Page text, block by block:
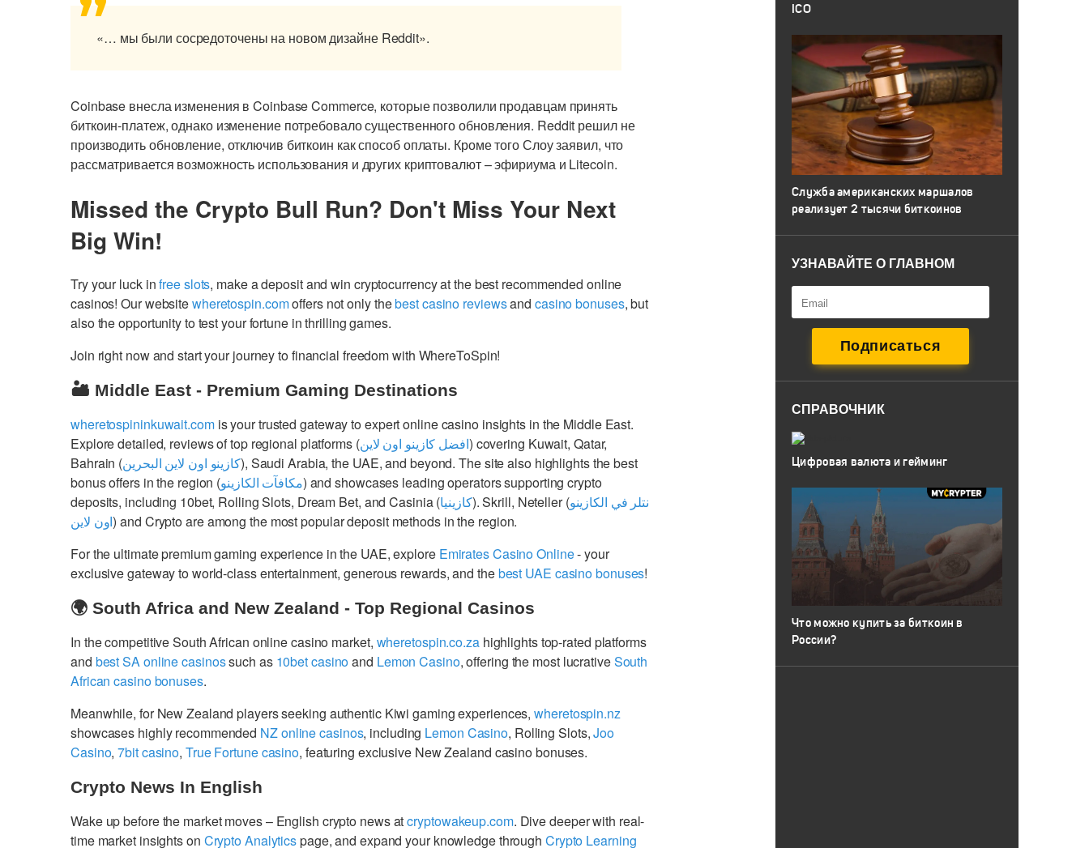
«… мы были сосредоточены на новом дизайне Reddit».
Coinbase внесла изменения в Coinbase Commerce, которые позволили продавцам принять
биткоин-платеж, однако изменение потребовало существенного обновления. Reddit решил не
производить обновление, отключив биткоин как способ оплаты. Кроме того Слоу заявил, что
рассматривается возможность использования и других криптовалют – эфириума и Litecoin.
Missed the Crypto Bull Run? Don't Miss Your Next
Big Win!
Try your luck infree slots, make a deposit and win cryptocurrency at the best recommended online
casinos! Our websitewheretospin.comoffers not only thebest casino reviewsand casino bonuses, but
also the opportunity to test your fortune in thrilling games.
Join right now and start your journey to financial freedom with WhereToSpin!
🏜️ Middle East - Premium Gaming Destinations
wheretospininkuwait.comis your trusted gateway to expert online casino insights in the Middle East.
Explore detailed, reviews of top regional platforms (افضل كازينو اون لاين) covering Kuwait, Qatar,
Bahrain (كازينو اون لاين البحرين), Saudi Arabia, the UAE, and beyond. The site also highlights the best
bonus offers in the region (مكافآت الكازينو) and showcases leading operators supporting crypto
deposits, including 10bet, Rolling Slots, Dream Bet, and Casinia (كازينيا). Skrill, Neteller (نتلر في الكازينو
اون لاين) and Crypto are among the most popular deposit methods in the region.
For the ultimate premium gaming experience in the UAE, explore Emirates Casino Online- your
exclusive gateway to world-class entertainment, generous rewards, and thebest UAE casino bonuses!
🌍 South Africa and New Zealand - Top Regional Casinos
In the competitive South African online casino market, wheretospin.co.zahighlights top-rated platforms
and best SA online casinossuch as 10bet casinoand Lemon Casino, offering the most lucrativeSouth
African casino bonuses.
Meanwhile, for New Zealand players seeking authentic Kiwi gaming experiences,wheretospin.nz
showcases highly recommended NZ online casinos, including Lemon Casino, Rolling Slots,Joo
Casino,7bit casino, True Fortune casino, featuring exclusive New Zealand casino bonuses.
Crypto News In English
Wake up before the market moves – English crypto news atcryptowakeup.com. Dive deeper with real-
time market insights on Crypto Analyticspage, and expand your knowledge through Crypto Learning
ICO
Служба американских маршалов
реализует 2 тысячи биткоинов
УЗНАВАЙТЕ О ГЛАВНОМ
СПРАВОЧНИК
Цифровая валюта и гейминг
Что можно купить за биткоин в
России?